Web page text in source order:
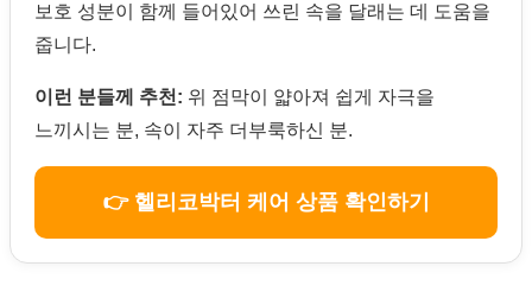
보호 성분이 함께 들어있어 쓰린 속을 달래는 데 도움을
줍니다.
이런 분들께 추천: 위 점막이 얇아져 쉽게 자극을
느끼시는 분, 속이 자주 더부룩하신 분.
👉 헬리코박터 케어 상품 확인하기